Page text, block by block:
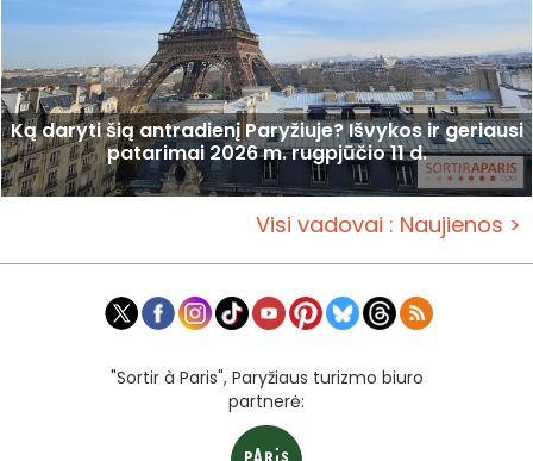
Ką daryti šią antradienį Paryžiuje? Išvykos ir geriausi
patarimai 2026 m. rugpjūčio 11 d.
Visi vadovai : Naujienos >
"Sortir à Paris", Paryžiaus turizmo biuro
partnerė: